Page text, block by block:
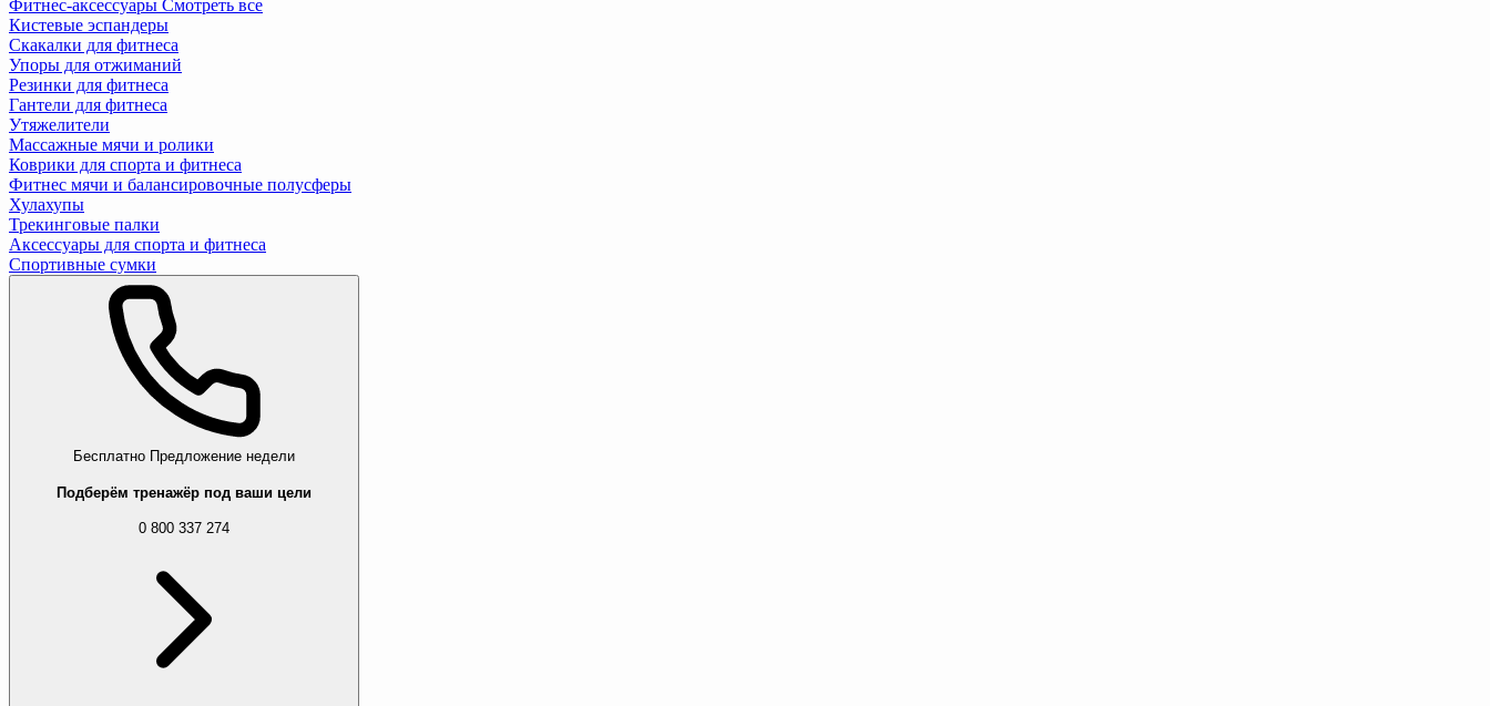
Фитнес-аксессуары Смотреть все
Кистевые эспандеры
Скакалки для фитнеса
Упоры для отжиманий
Резинки для фитнеса
Гантели для фитнеса
Утяжелители
Массажные мячи и ролики
Коврики для спорта и фитнеса
Фитнес мячи и балансировочные полусферы
Хулахупы
Трекинговые палки
Аксессуары для спорта и фитнеса
Спортивные сумки
Бесплатно Предложение недели
Подберём тренажёр под ваши цели
0 800 337 274